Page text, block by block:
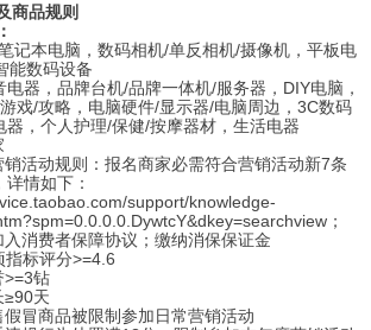
商品规则
：
记本电脑，数码相机/单反相机/摄像机，平板电
能数码设备
电器，品牌台机/品牌一体机/服务器，DIY电脑，
戏/攻略，电脑硬件/显示器/电脑周边，3C数码
器，个人护理/保健/按摩器材，生活电器
活动规则：报名商家必需符合营销活动新7条
情如下：
support/knowledge-
；
消费者保障协议；缴纳消保保证金
指标评分>=4.6
>=3钻
≥90天
冒商品被限制参加日常营销活动